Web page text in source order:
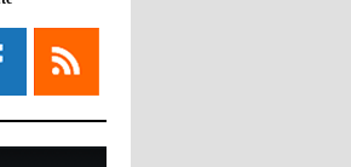
par son
première
Real Madrid